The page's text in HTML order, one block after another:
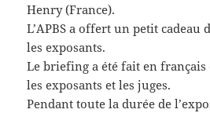
Henry (France).
L’APBS a offert un petit cadeau
les exposants.
Le briefing a été fait en français
les exposants et les juges.
Pendant toute la durée de